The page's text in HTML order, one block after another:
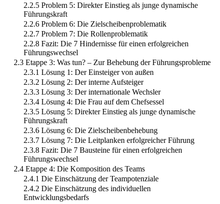
2.2.5 Problem 5: Direkter Einstieg als junge dynamische
Führungskraft
2.2.6 Problem 6: Die Zielscheibenproblematik
2.2.7 Problem 7: Die Rollenproblematik
2.2.8 Fazit: Die 7 Hindernisse für einen erfolgreichen
Führungswechsel
2.3 Etappe 3: Was tun? – Zur Behebung der Führungsprobleme
2.3.1 Lösung 1: Der Einsteiger von außen
2.3.2 Lösung 2: Der interne Aufsteiger
2.3.3 Lösung 3: Der internationale Wechsler
2.3.4 Lösung 4: Die Frau auf dem Chefsessel
2.3.5 Lösung 5: Direkter Einstieg als junge dynamische
Führungskraft
2.3.6 Lösung 6: Die Zielscheibenbehebung
2.3.7 Lösung 7: Die Leitplanken erfolgreicher Führung
2.3.8 Fazit: Die 7 Bausteine für einen erfolgreichen
Führungswechsel
2.4 Etappe 4: Die Komposition des Teams
2.4.1 Die Einschätzung der Teampotenziale
2.4.2 Die Einschätzung des individuellen
Entwicklungsbedarfs